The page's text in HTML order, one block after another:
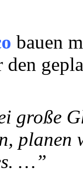
bauen
den
große
planen
…”